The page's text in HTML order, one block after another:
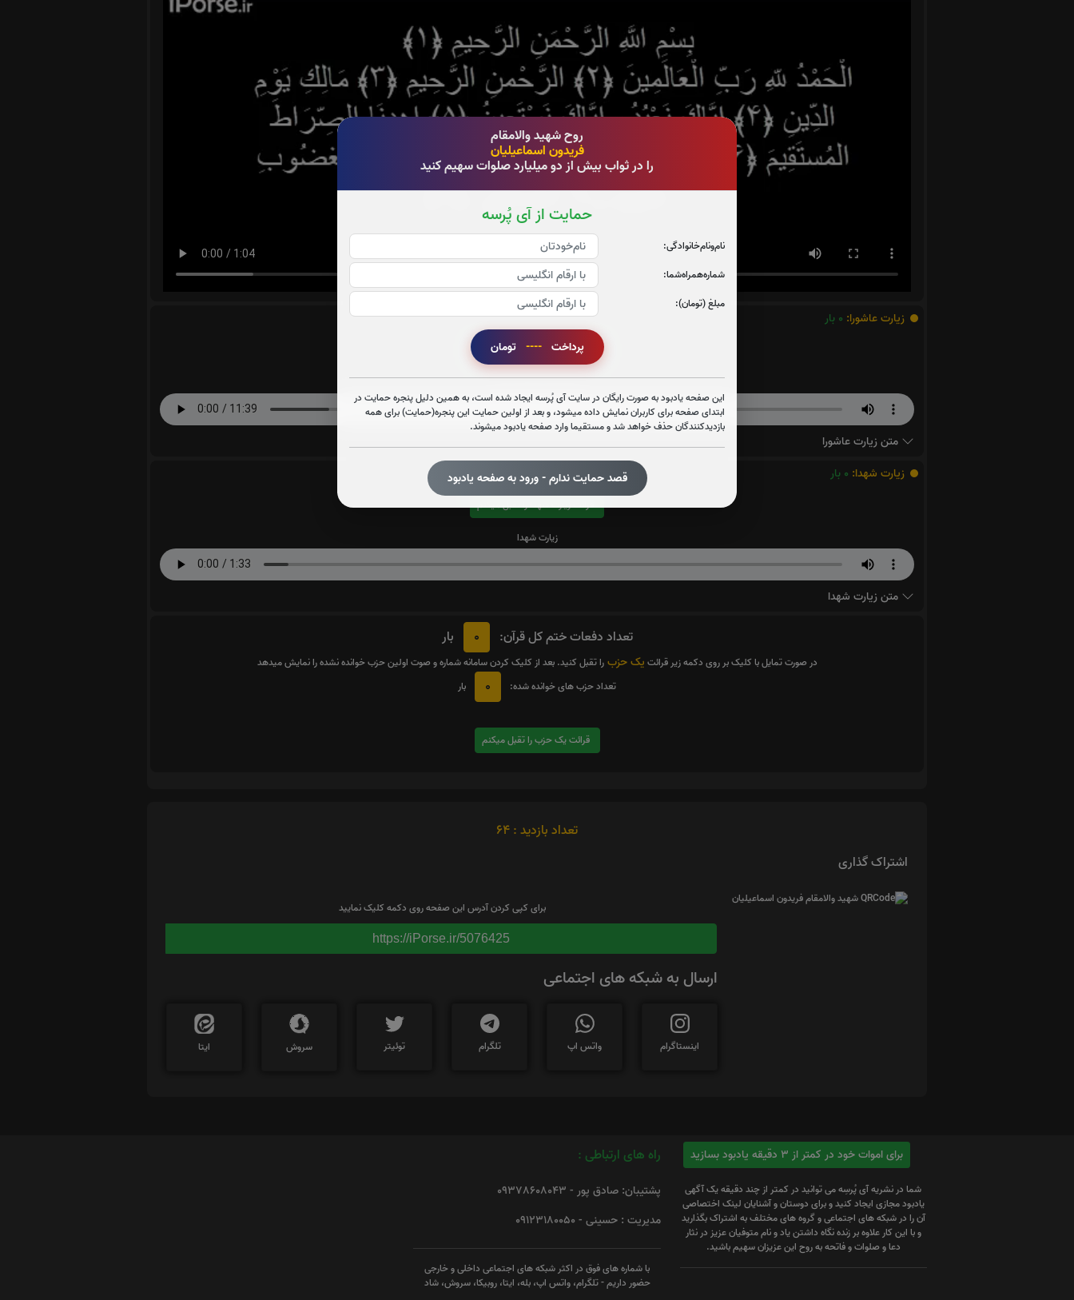
روح شهید والامقام
فریدون اسماعیلیان
را در ثواب بیش از دو میلیارد صلوات سهیم کنید
حمایت از آی پُرسه
نام‌و‌نام‌خانوادگی:
شماره‌همراه‌شما:
مبلغ (تومان):
پرداخت ---- تومان
این صفحه یادبود به صورت رایگان در سایت آی پُرسه ایجاد شده است، به همین دلیل پنجره حمایت در
ابتدای صفحه برای کاربران نمایش داده میشود، و بعد از اولین حمایت این پنجره(حمایت) برای همه
بازدیدکنندگان حذف خواهد شد و مستقیما وارد صفحه یادبود میشوند.
قصد حمایت ندارم - ورود به صفحه یادبود
زیارت عاشورا: 0 بار
قرائت زیارت عاشورا را تقبل میکنم
صوت زیارت عاشورا - فانی
متن زیارت عاشورا
زیارت شهدا: 0 بار
قرائت زیارت شهدا را تقبل میکنم
زیارت شهدا
متن زیارت شهدا
تعداد دفعات ختم کل قرآن: 0 بار
در صورت تمایل با کلیک بر روی دکمه زیر قرائت یک حزبرا تقبل کنید. بعد از کلیک کردن سامانه شماره و صوت اولین حزب خوانده نشده را نمایش میدهد
تعداد حزب های خوانده شده:
0 بار
قرائت یک حزب را تقبل میکنم
تعداد بازدید : 64
اشتراک گذاری
برای کپی کردن آدرس این صفحه روی دکمه کلیک نمایید
https://iPorse.ir/5076425
ارسال به شبکه های اجتماعی
اینستاگرام واتس اپ تلگرام توئیتر سروش ایتا
برای اموات خود در کمتر از 3 دقیقه یادبود بسازید
شما در نشریه آی پُرسِه می توانید در کمتر از چند دقیقه یک آگهی
یادبود مجازی ایجاد کنید و برای دوستان و آشنایان لینک اختصاصی
آن را در شبکه های اجتماعی و گروه های مختلف به اشتراک بگذارید
و با این کار علاوه بر زنده نگاه داشتن یاد و نام متوفیان عزیز در نثار
دعا و صلوات و فاتحه به روح این عزیزان سهیم باشید.
راه های ارتباطی :
پشتیبان: صادق پور - 09378608043
مدیریت : حسینی - 09123180050
با شماره های فوق در اکثر شبکه های اجتماعی داخلی و خارجی
حضور داریم - تلگرام، واتس اپ، بله، ایتا، روبیکا، سروش، شاد